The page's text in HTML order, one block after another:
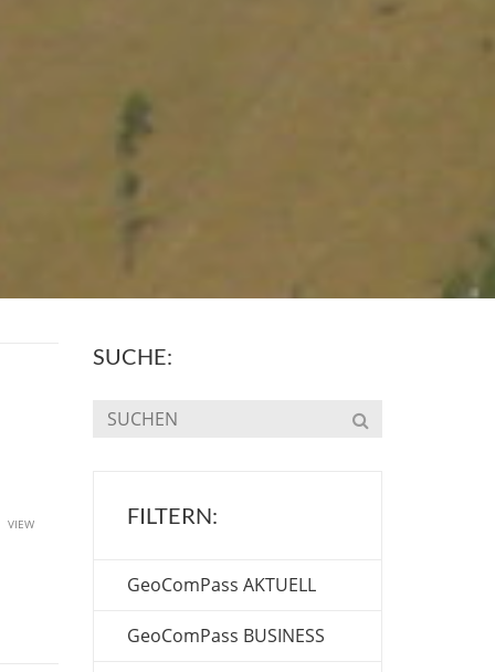
VIEW
SUCHE:
FILTERN:
GeoComPass AKTUELL
GeoComPass BUSINESS